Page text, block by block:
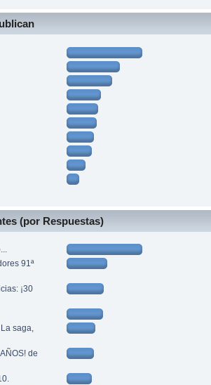
(por Respuestas)
91ª
¡30
saga,
de